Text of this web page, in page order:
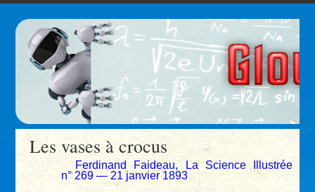
Les vases à crocus
Ferdinand Faideau, La Science Illustrée
n° 269 — 21 janvier 1893